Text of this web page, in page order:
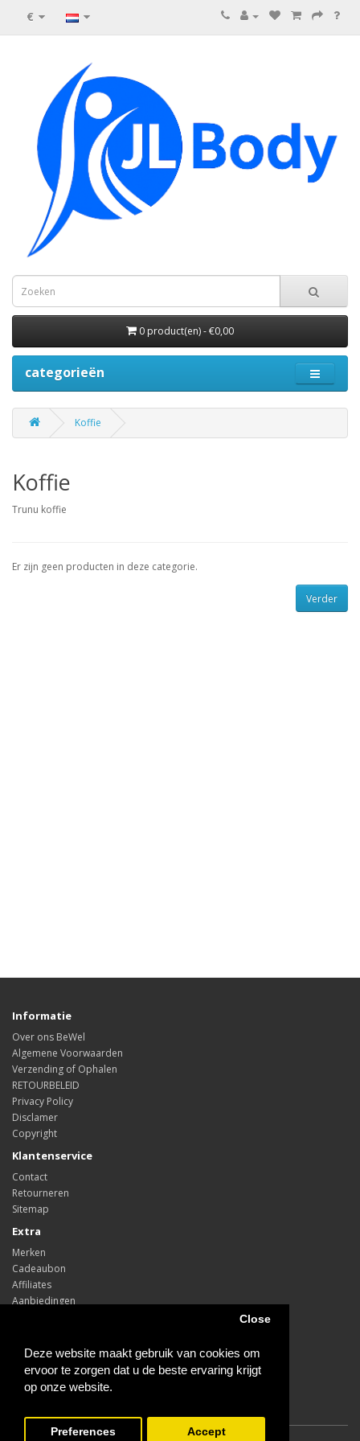
Deze website maakt gebruik van cookies om
ervoor te zorgen dat u de beste ervaring krijgt
op onze website.
Close
Preferences Accept
€
0 product(en) - €0,00
categorieën
Koffie
Koffie
Trunu koffie
Er zijn geen producten in deze categorie.
Verder
Informatie
Over ons BeWel
Algemene Voorwaarden
Verzending of Ophalen
RETOURBELEID
Privacy Policy
Disclamer
Copyright
Klantenservice
Contact
Retourneren
Sitemap
Extra
Merken
Cadeaubon
Affiliates
Aanbiedingen
Bestelling
Verlanglijst
Schrijf in of uit bij onze nieuwsbrief